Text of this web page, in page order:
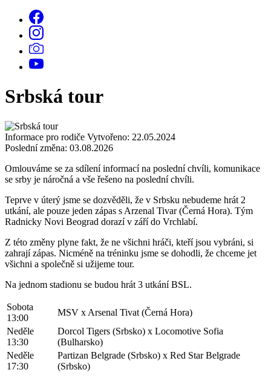
Srbská tour
Informace pro rodiče Vytvořeno: 22.05.2024
Poslední změna: 03.08.2026
Omlouváme se za sdílení informací na poslední chvíli, komunikace
se srby je náročná a vše řešeno na poslední chvíli.
Teprve v úterý jsme se dozvěděli, že v Srbsku nebudeme hrát 2
utkání, ale pouze jeden zápas s Arzenal Tivar (Černá Hora). Tým
Radnicky Novi Beograd dorazí v září do Vrchlabí.
Z této změny plyne fakt, že ne všichni hráči, kteří jsou vybráni, si
zahrají zápas. Nicméně na tréninku jsme se dohodli, že chceme jet
všichni a společně si užijeme tour.
Na jednom stadionu se budou hrát 3 utkání BSL.
Sobota
13:00
MSV x Arsenal Tivat (Černá Hora)
Neděle
13:30
Dorcol Tigers (Srbsko) x Locomotive Sofia
(Bulharsko)
Neděle
17:30
Partizan Belgrade (Srbsko) x Red Star Belgrade
(Srbsko)